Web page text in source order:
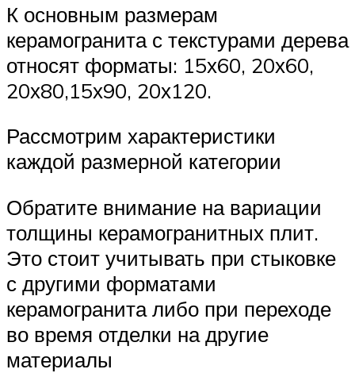
К основным размерам
керамогранита с текстурами дерева
относят форматы: 15х60, 20х60,
20х80,15х90, 20х120.
Рассмотрим характеристики
каждой размерной категории
Обратите внимание на вариации
толщины керамогранитных плит.
Это стоит учитывать при стыковке
с другими форматами
керамогранита либо при переходе
во время отделки на другие
материалы